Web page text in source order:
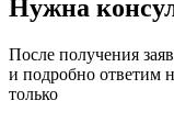
Нужна
После получения
и подробно ответим
только